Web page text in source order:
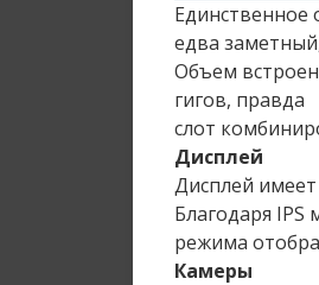
Единственное
едва
Объем
гигов, правда
слот
Дисплей
Дисплей
Благодаря
режима
Камеры